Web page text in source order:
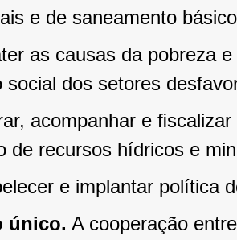
e de saneamento
as causas da pobreza
social dos setores
acompanhar e
de recursos hídricos e
e implantar política
único. A cooperação